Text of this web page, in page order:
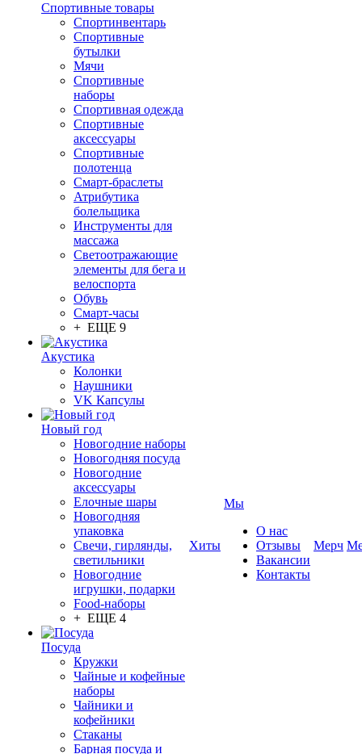
Спортивные товары
Спортинвентарь
Спортивные
бутылки
Мячи
Спортивные
наборы
Спортивная одежда
Спортивные
аксессуары
Спортивные
полотенца
Смарт-браслеты
Атрибутика
болельщика
Инструменты для
массажа
Светоотражающие
элементы для бега и
велоспорта
Обувь
Смарт-часы
+ ЕЩЕ 9
Акустика
Колонки
Наушники
VK Капсулы
Новый год
Новогодние наборы
Новогодняя посуда
Новогодние
аксессуары
Елочные шары
Новогодняя
упаковка
Свечи, гирлянды,
светильники
Новогодние
игрушки, подарки
Food-наборы
+ ЕЩЕ 4
Посуда
Кружки
Чайные и кофейные
наборы
Чайники и
кофейники
Стаканы
Барная посуда и
Хиты
Мы
О нас
Отзывы
Вакансии
Контакты
Мерч